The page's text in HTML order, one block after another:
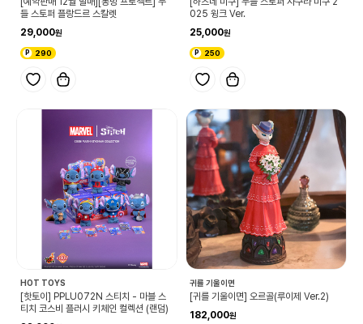
들 스토퍼 플랑드르 스칼렛
29,000
290
025 윙크 Ver.
25,000
250
HOT TOYS
[핫토이] PPLU072N 스티치 - 마블 스
티치 코스비 플러시 키체인 컬렉션 (랜덤)
귀를 기울이면
[귀를 기울이면] 오르골(루이제 Ver.2)
182,000